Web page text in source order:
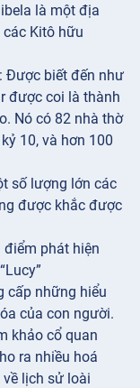
là một địa
Kitô hữu
: Được biết đến như
được coi là thành
Nó có 82 nhà thờ
10, và hơn 100
số lượng lớn các
được khắc được
phát hiện
cấp những hiểu
của con người.
khảo cổ quan
ra nhiều hoá
lịch sử loài